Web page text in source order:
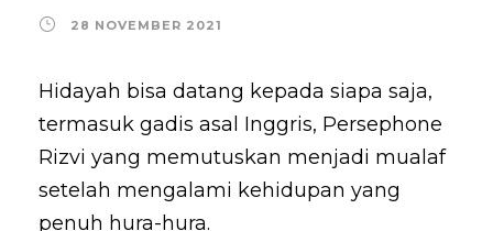
28 NOVEMBER 2021
Hidayah bisa datang kepada siapa saja,
termasuk gadis asal Inggris, Persephone
Rizvi yang memutuskan menjadi mualaf
setelah mengalami kehidupan yang
penuh hura-hura.